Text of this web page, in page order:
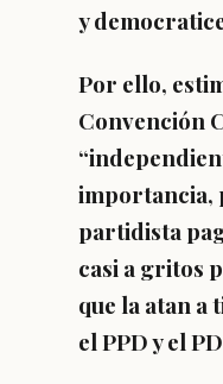
y
Por ello,
Convención
importancia,
partidista
casi a gritos
que la atan a
el PPD y el